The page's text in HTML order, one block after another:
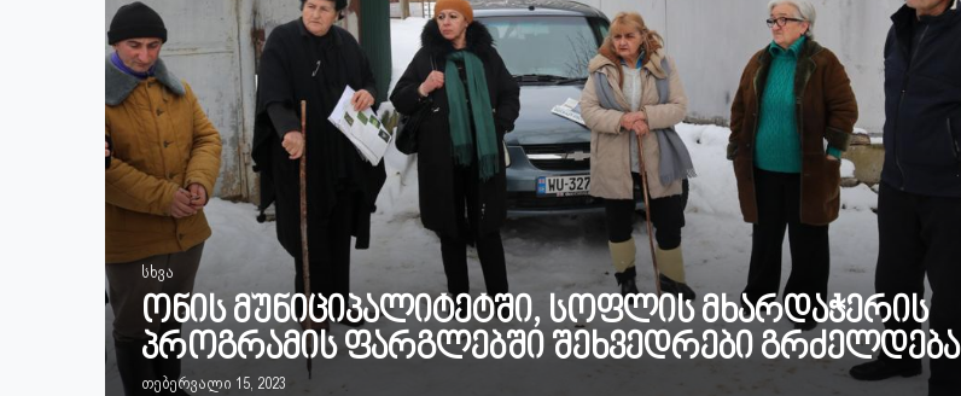
სხვა
ონის მუნიციპალიტეტში, სოფლის მხარდაჭერის
პროგრამის ფარგლებში შეხვედრები გრძელდება
თებერვალი 15, 2023